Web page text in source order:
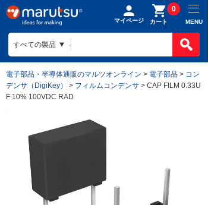
マイページ カート
0
MENU
電子部品・半導体通販のマルツオンライン > 電子部品 > コン
デンサ（DigiKey）
> フィルムコンデンサ > CAP FILM 0.33U
F 10% 100VDC RAD